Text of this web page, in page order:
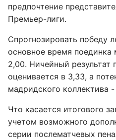
предпочтение
Премьер-лиги.
Спрогнозировать победу
основное время
2,00. Ничейный результат
оценивается в 3,33, а
мадридского коллектива -
Что касается итогового
учетом возможного
серии послематчевых